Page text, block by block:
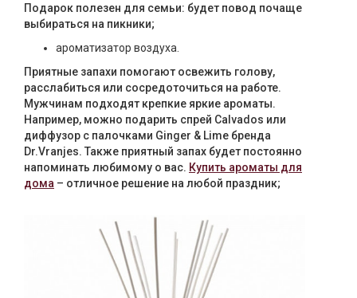
Подарок полезен для семьи: будет повод почаще
выбираться на пикники;
ароматизатор воздуха.
Приятные запахи помогают освежить голову,
расслабиться или сосредоточиться на работе.
Мужчинам подходят крепкие яркие ароматы.
Например, можно подарить спрей Calvados или
диффузор с палочками Ginger & Lime бренда
Dr.Vranjes. Также приятный запах будет постоянно
напоминать любимому о вас. Купить ароматы для
дома – отличное решение на любой праздник;